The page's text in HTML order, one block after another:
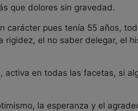
dolores sin gravedad.
pues tenía 55 años,
rigidez, el no saber delegar, el
en todas las facetas, si
la esperanza y el